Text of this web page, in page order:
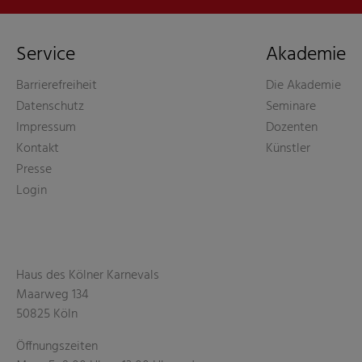
Service
Barrierefreiheit
Datenschutz
Impressum
Kontakt
Presse
Login
Akademie
Die Akademie
Seminare
Dozenten
Künstler
Haus des Kölner Karnevals
Maarweg 134
50825 Köln
Öffnungszeiten